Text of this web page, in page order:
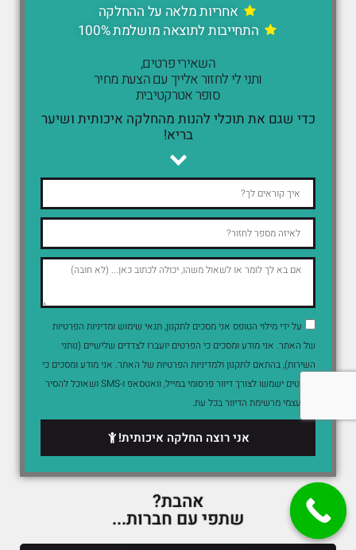
אחריות מלאה על ההחלקה
התחייבות לתוצאה מושלמת 100%
השאירי פרטים,
ותני לי לחזור אלייך עם הצעת מחיר
סופר אטרקטיבית
כדי שגם את תוכלי להנות מהחלקה איכותית ושיער
בריא!
על ידי מילוי הטופס אני מסכים לתקנון, תנאי שימוש ומדיניות הפרטיות
של האתר. אני מודע ומסכים כי הפרטים יועברו לצדדים שלישיים (נותני
השירות), בהתאם לתקנון ולמדיניות הפרטיות של האתר. אני מודע ומסכים כי
הפרטים ישמשו לצורך דיוור פרסומי במייל, וואטסאפ ו-SMS ושאוכל להסיר
את עצמי מרשימת הדיוור בכל עת.
אני רוצה החלקה איכותית!
אהבת?
שתפי עם חברות...